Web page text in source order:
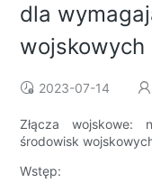
dla
wojskowych
2023-07-14
Złącza wojskowe:
środowisk
Wstęp: